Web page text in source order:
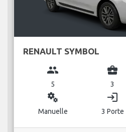
RENAULT SYMBOL
group
5
business_center
3
miscellaneous_services
Manuelle
login
3 Porte